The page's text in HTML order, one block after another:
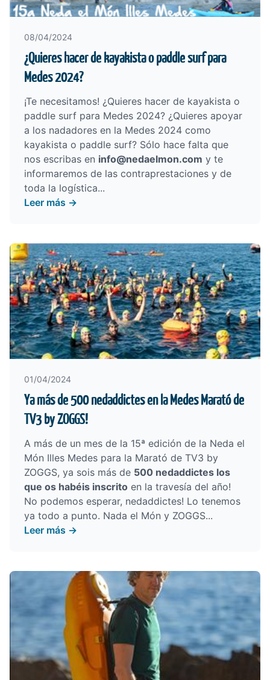
08/04/2024
¿Quieres hacer de kayakista o paddle surf para
Medes 2024?
¡Te necesitamos! ¿Quieres hacer de kayakista o
paddle surf para Medes 2024? ¿Quieres apoyar
a los nadadores en la Medes 2024 como
kayakista o paddle surf? Sólo hace falta que
nos escribas en info@nedaelmon.com y te
informaremos de las contraprestaciones y de
toda la logística...
Leer más →
01/04/2024
Ya más de 500 nedaddictes en la Medes Marató de
TV3 by ZOGGS!
A más de un mes de la 15ª edición de la Neda el
Món Illes Medes para la Marató de TV3 by
ZOGGS, ya sois más de 500 nedaddictes los
que os habéis inscrito en la travesía del año!
No podemos esperar, nedaddictes! Lo tenemos
ya todo a punto. Nada el Món y ZOGGS...
Leer más →